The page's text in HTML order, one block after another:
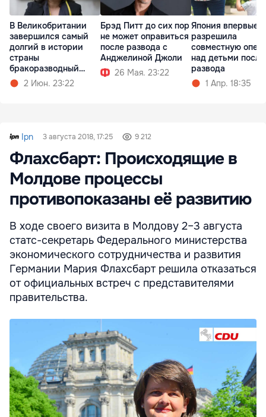
В Великобритании
завершился самый
долгий в истории
страны
бракоразводный
процесс2 Июн. 23:22
Брэд Питт до сих пор
не может оправиться
после развода с
Анджелиной Джоли
26 Мая. 23:22
Япония впервые
разрешила
совместную
над детьми после
развода
1 Апр. 18:35
Ipn 3 августа 2018, 17:25 9 212
Флахсбарт: Происходящие в
Молдове процессы
противопоказаны её развитию
В ходе своего визита в Молдову 2–3 августа
статс-секретарь Федерального министерства
экономического сотрудничества и развития
Германии Мария Флахсбарт решила отказаться
от официальных встреч с представителями
правительства.